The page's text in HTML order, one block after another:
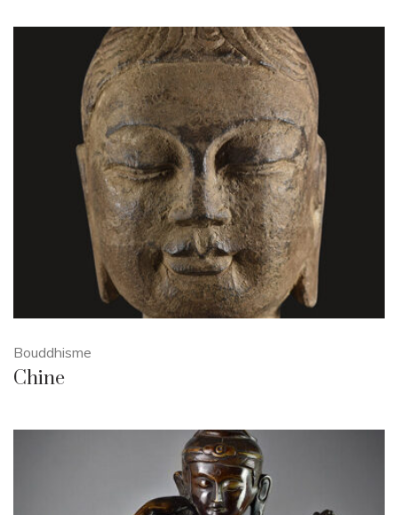
Bouddhisme
Chine